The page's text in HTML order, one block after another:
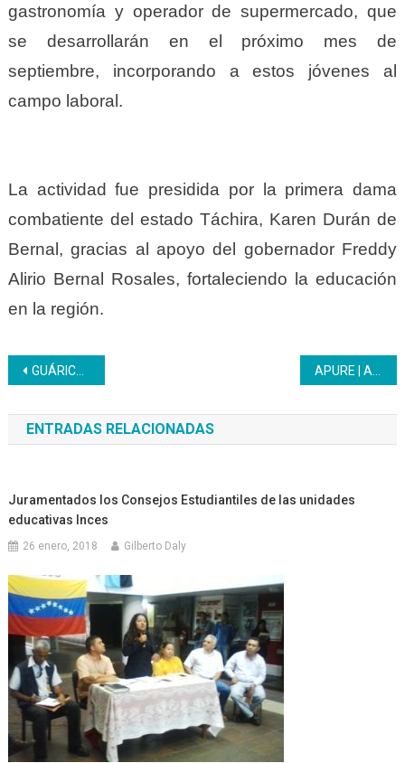
gastronomía y operador de supermercado, que
se desarrollarán en el próximo mes de
septiembre, incorporando a estos jóvenes al
campo laboral.
La actividad fue presidida por la primera dama
combatiente del estado Táchira, Karen Durán de
Bernal, gracias al apoyo del gobernador Freddy
Alirio Bernal Rosales, fortaleciendo la educación
en la región.
Navegación
de
entradas
GUÁRICO | Inces y Comunas en alianza formativa
ENTRADAS RELACIONADAS
Juramentados los Consejos Estudiantiles de las unidades
educativas Inces
26 enero, 2018 Gilberto Daly